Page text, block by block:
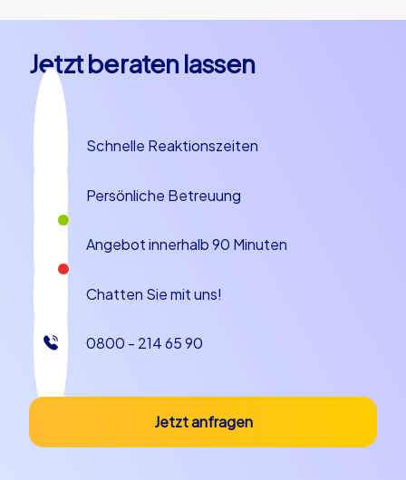
Jetzt beraten lassen
Schnelle Reaktionszeiten
Persönliche Betreuung
Angebot innerhalb 90 Minuten
Chatten Sie mit uns!
0800 - 214 65 90
Jetzt anfragen